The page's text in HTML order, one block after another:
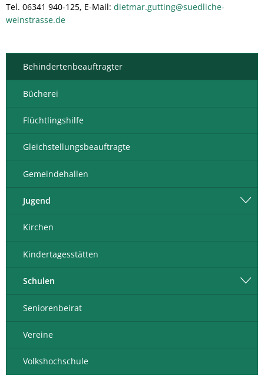
Tel. 06341 940-125, E-Mail: dietmar.gutting@suedliche-
weinstrasse.de
Behindertenbeauftragter
Bücherei
Flüchtlingshilfe
Gleichstellungsbeauftragte
Gemeindehallen
Jugend
Kirchen
Kindertagesstätten
Schulen
Seniorenbeirat
Vereine
Volkshochschule